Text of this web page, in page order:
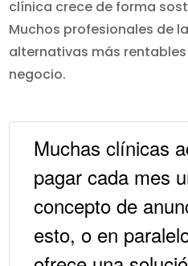
clínica crece de forma
Muchos profesionales de
alternativas más
negocio.
Muchas clínicas
pagar cada mes
concepto de
esto, o en